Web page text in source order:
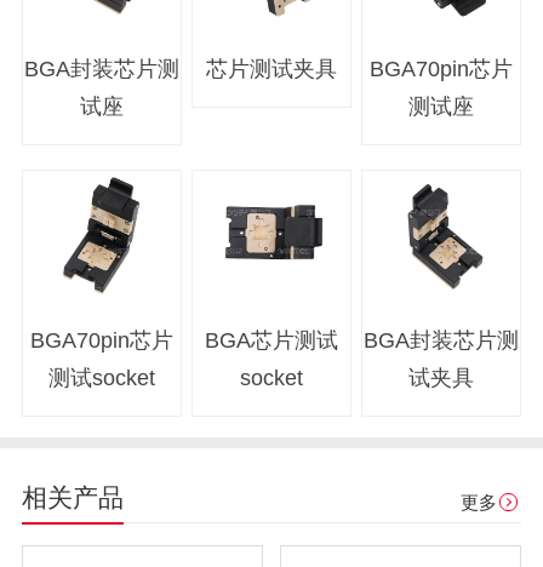
BGA封装芯片测
试座
芯片测试夹具
BGA70pin芯片
测试座
BGA70pin芯片
测试socket
BGA芯片测试
socket
BGA封装芯片测
试夹具
相关产品 更多